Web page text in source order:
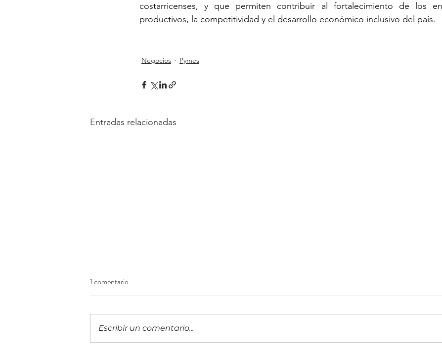
costarricenses, y que permiten contribuir al fortalecimiento de los
productivos, la competitividad y el desarrollo económico inclusivo del país.
Negocios Pymes
Entradas relacionadas
1 comentario
Escribir un comentario...